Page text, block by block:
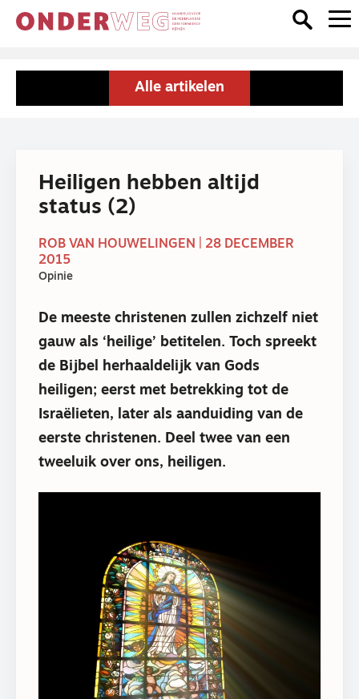
Alle artikelen
Heiligen hebben altijd
status (2)
ROB VAN HOUWELINGEN | 28 DECEMBER
2015
Opinie
De meeste christenen zullen zichzelf niet
gauw als ‘heilige’ betitelen. Toch spreekt
de Bijbel herhaaldelijk van Gods
heiligen; eerst met betrekking tot de
Israëlieten, later als aanduiding van de
eerste christenen. Deel twee van een
tweeluik over ons, heiligen.